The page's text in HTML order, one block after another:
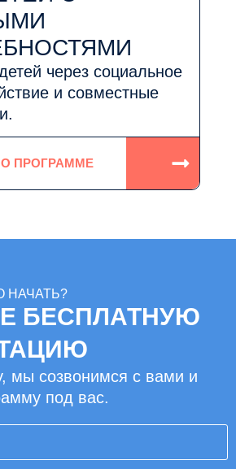
через социальное
и совместные
ПРОГРАММЕ
НАЧАТЬ?
БЕСПЛАТНУЮ
мы созвонимся с вами и
под вас.